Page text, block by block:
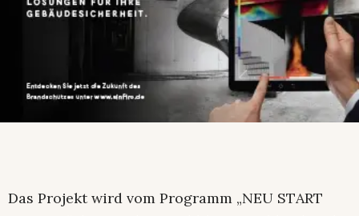
Das Projekt wird vom Programm „NEU START